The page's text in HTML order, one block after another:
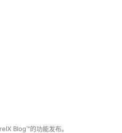
Blog™的功能发布。